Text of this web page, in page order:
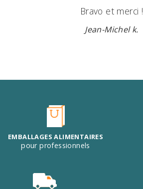
Bravo et merci !
Jean-Michel k.
EMBALLAGES ALIMENTAIRES
pour professionnels